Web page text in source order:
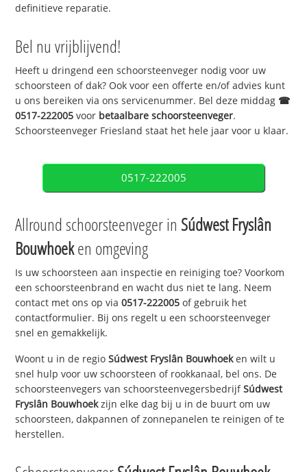
definitieve reparatie.
Bel nu vrijblijvend!
Heeft u dringend een schoorsteenveger nodig voor uw
schoorsteen of dak? Ook voor een offerte en/of advies kunt
u ons bereiken via ons servicenummer. Bel deze middag ☎
0517-222005 voor betaalbare schoorsteenveger.
Schoorsteenveger Friesland staat het hele jaar voor u klaar.
0517-222005
Allround schoorsteenveger in Súdwest Fryslân
Bouwhoeken omgeving
Is uw schoorsteen aan inspectie en reiniging toe? Voorkom
een schoorsteenbrand en wacht dus niet te lang. Neem
contact met ons op via0517-222005 of gebruik het
contactformulier. Bij ons regelt u een schoorsteenveger
snel en gemakkelijk.
Woont u in de regioSúdwest Fryslân Bouwhoeken wilt u
snel hulp voor uw schoorsteen of rookkanaal, bel ons. De
schoorsteenvegers van schoorsteenvegersbedrijfSúdwest
Fryslân Bouwhoekzijn elke dag bij u in de buurt om uw
schoorsteen, dakpannen of zonnepanelen te reinigen of te
herstellen.